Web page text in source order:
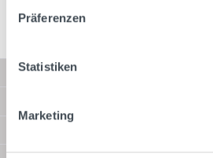
Präferenzen
Statistiken
Marketing
Service hotline